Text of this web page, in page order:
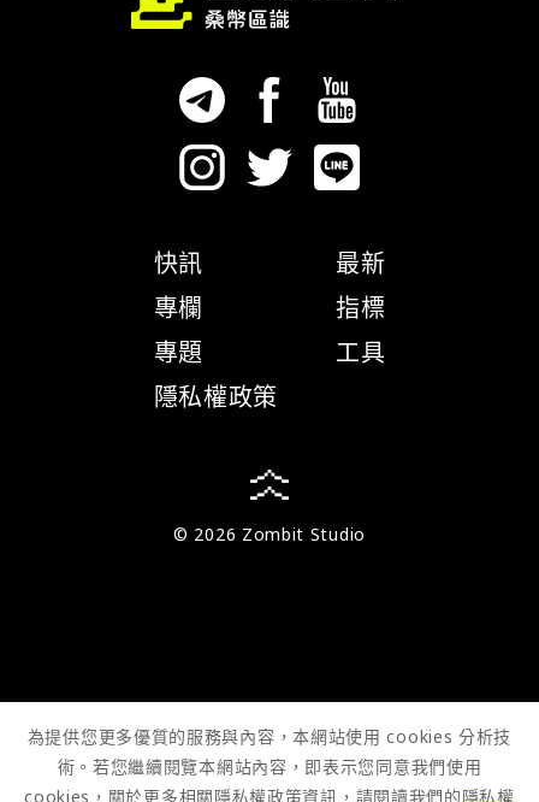
快訊
專欄
專題
隱私權政策
最新
指標
工具
© 2026 Zombit Studio
為提供您更多優質的服務與內容，本網站使用 cookies 分析技
術。若您繼續閱覽本網站內容，即表示您同意我們使用
cookies，關於更多相關隱私權政策資訊，請閱讀我們的隱私權